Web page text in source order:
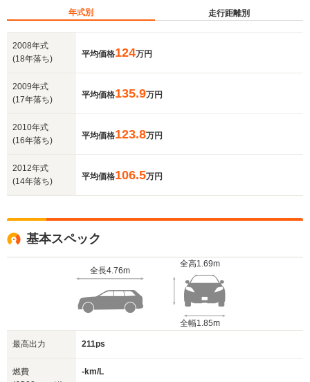
年式別 走行距離別
2008年式
(18年落ち)
平均価格124万円
2009年式
(17年落ち)
平均価格135.9万円
2010年式
(16年落ち)
平均価格123.8万円
2012年式
(14年落ち)
平均価格106.5万円
基本スペック
全長4.76m
全高1.69m
全幅1.85m
最高出力 211ps
燃費
-km/L